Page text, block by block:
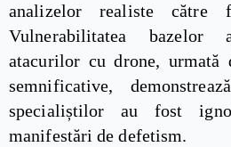
analizelor realiste către
Vulnerabilitatea
atacurilor cu drone, urmată
semnificative,
specialiștilor au fost
manifestări de defetism.